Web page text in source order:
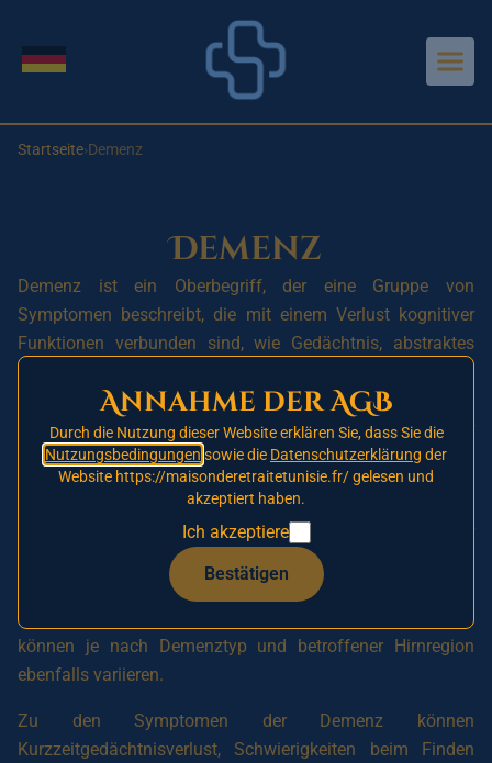
Sprache wechseln
Startseite›Demenz
Demenz
Demenz ist ein Oberbegriff, der eine Gruppe von
Symptomen beschreibt, die mit einem Verlust kognitiver
Funktionen verbunden sind, wie Gedächtnis, abstraktes
Kommunikationsfähigkeit. Die Ursachen von Demenz
können variieren, sind jedoch in der Regel mit einer
Erkrankung oder einer Hirnläsion verbunden.
Demenz wird häufig mit der Alzheimer-Krankheit in
Verbindung gebracht, die die häufigste Ursache für
Demenz bei älteren Menschen ist. Weitere Demenzformen
umfassen vaskuläre Demenz, Lewy-Körper-Demenz und
frontotemporale Demenz. Die Symptome der Demenz
können je nach Demenztyp und betroffener Hirnregion
ebenfalls variieren.
Zu den Symptomen der Demenz können
Kurzzeitgedächtnisverlust, Schwierigkeiten beim Finden
Annahme der AGB
Durch die Nutzung dieser Website erklären Sie, dass Sie die
Nutzungsbedingungensowie die Datenschutzerklärung der
Website https://maisonderetraitetunisie.fr/ gelesen und
akzeptiert haben.
Ich akzeptiere
Bestätigen